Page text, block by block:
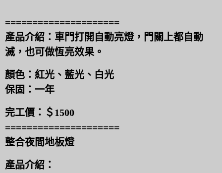
=====================
產品介紹：車門打開自動亮燈，門關上都自動
滅，也可做恆亮效果。
顏色：紅光、藍光、白光
保固：一年
完工價： ＄1500
=====================
整合夜間地板燈
產品介紹：